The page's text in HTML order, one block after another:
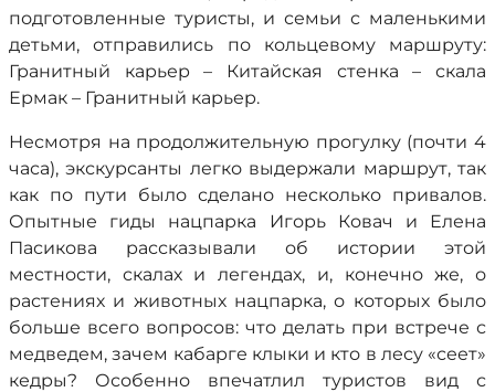
подготовленные туристы, и семьи с маленькими
детьми, отправились по кольцевому маршруту:
Гранитный карьер – Китайская стенка – скала
Ермак – Гранитный карьер.
Несмотря на продолжительную прогулку (почти 4
часа), экскурсанты легко выдержали маршрут, так
как по пути было сделано несколько привалов.
Опытные гиды нацпарка Игорь Ковач и Елена
Пасикова рассказывали об истории этой
местности, скалах и легендах, и, конечно же, о
растениях и животных нацпарка, о которых было
больше всего вопросов: что делать при встрече с
медведем, зачем кабарге клыки и кто в лесу «сеет»
кедры? Особенно впечатлил туристов вид с